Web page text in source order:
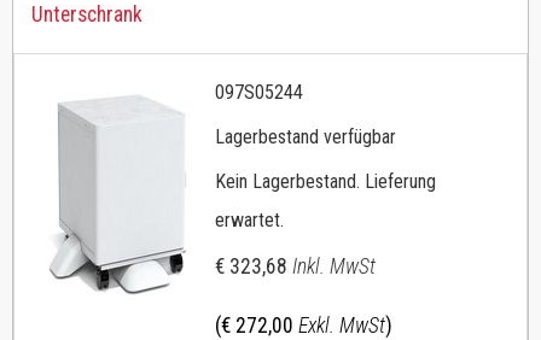
Unterschrank
097S05244
Lagerbestand verfügbar
Kein Lagerbestand. Lieferung
erwartet.
€ 323,68 Inkl. MwSt
(€ 272,00 Exkl. MwSt)